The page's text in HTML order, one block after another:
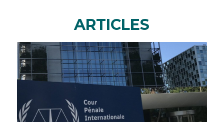
ARTICLES